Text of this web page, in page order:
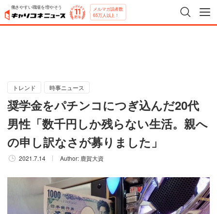
働きやすい職場を増やそう メルマガ読者数
65万人以上！
トレンド 時事ニュース
奨学金をパチンコにつぎ込んだ20代
男性「数千円しか残らない生活。親へ
の申し訳なさが募りました」
2021.7.14 Author: 鹿賀大資